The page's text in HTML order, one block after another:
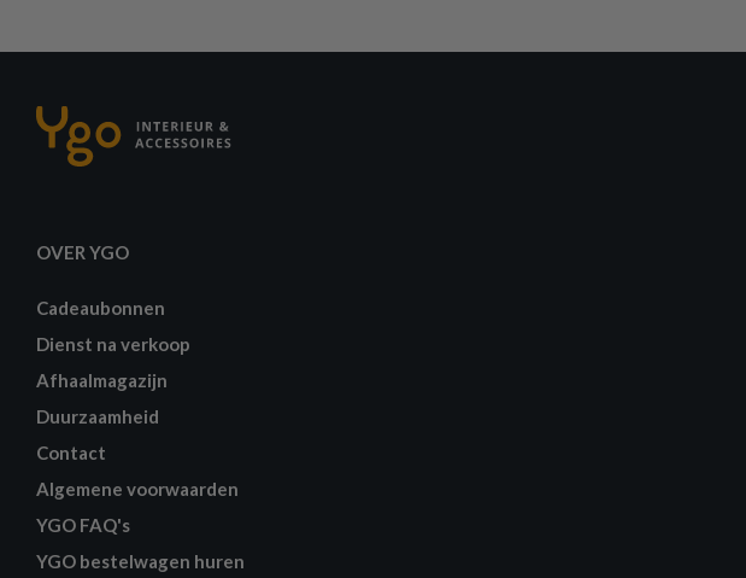
OVER YGO
Cadeaubonnen
Dienst na verkoop
Afhaalmagazijn
Duurzaamheid
Contact
Algemene voorwaarden
YGO FAQ's
YGO bestelwagen huren